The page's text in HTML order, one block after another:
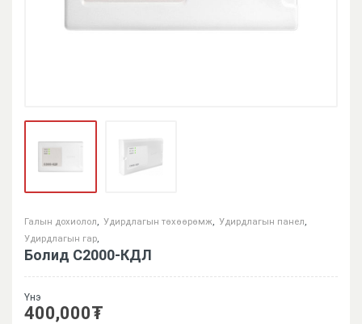
Галын дохиолол Удирдлагын төхөөрөмж Удирдлагын панел
Удирдлагын гар
Болид С2000-КДЛ
Үнэ
400,000₮